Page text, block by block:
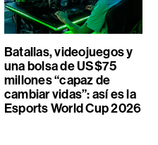
Batallas, videojuegos y
una bolsa de US$75
millones “capaz de
cambiar vidas”: así es la
Esports World Cup 2026